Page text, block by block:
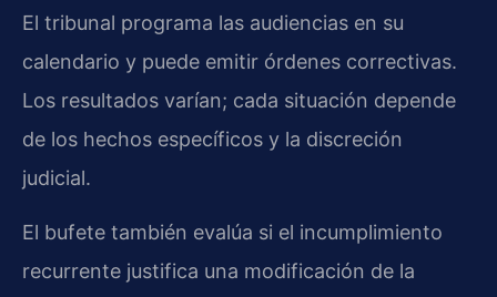
El tribunal programa las audiencias en su
calendario y puede emitir órdenes correctivas.
Los resultados varían; cada situación depende
de los hechos específicos y la discreción
judicial.
El bufete también evalúa si el incumplimiento
recurrente justifica una modificación de la